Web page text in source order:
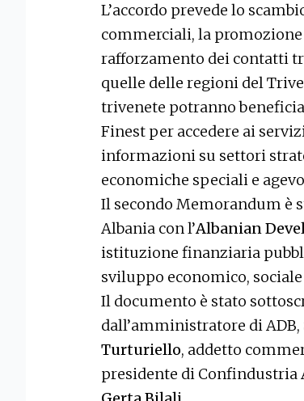
L’accordo prevede lo
commerciali, la
rafforzamento dei contatti
quelle delle regioni del
trivenete potranno
Finest per accedere ai
informazioni su settori
economiche speciali e
Il secondo Memorandum è
Albania con l’Albanian
istituzione finanziaria
sviluppo economico,
Il documento è stato
dall’amministratore di ADB,
Turturiello, addetto
presidente di Confindustria